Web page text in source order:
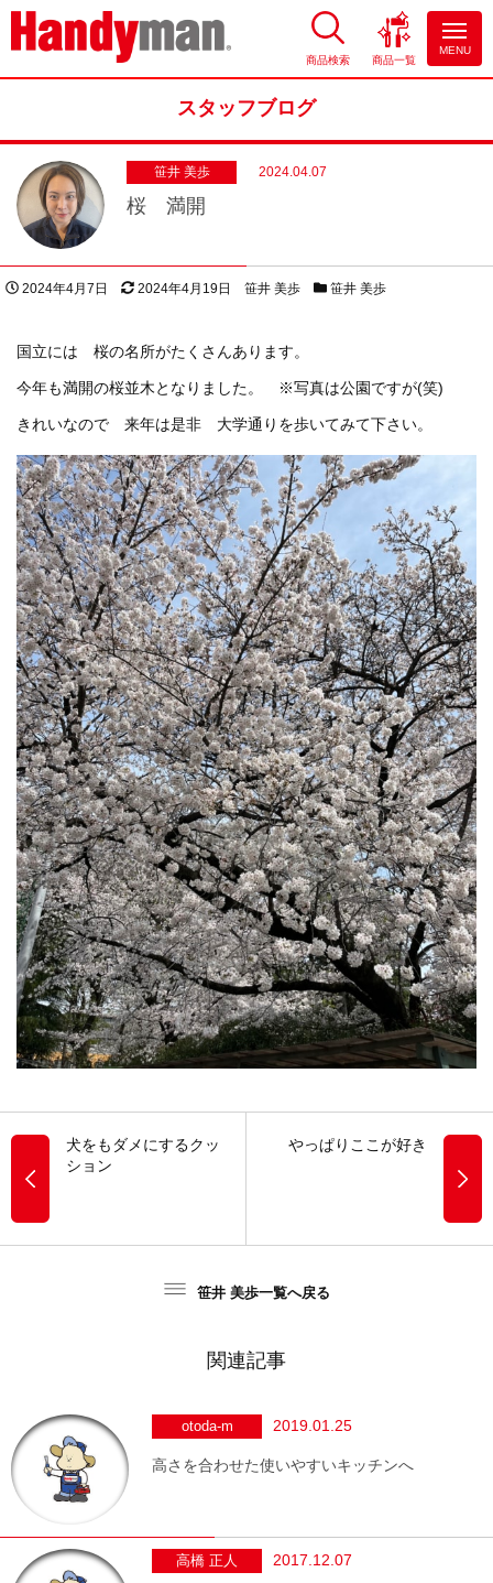
お風呂やキッチンのリフォーム
商品検索 商品一覧
MENU
スタッフブログ
笹井 美歩 2024.04.07
桜 満開
投稿日
2024年4月7日 更新日
2024年4月19日 著者
笹井 美歩 スタッフブログカテゴリー
笹井 美歩
国立には 桜の名所がたくさんあります。
今年も満開の桜並木となりました。 ※写真は公園ですが(笑)
きれいなので 来年は是非 大学通りを歩いてみて下さい。
犬をもダメにするクッ
ション
やっぱりここが好き
笹井 美歩一覧へ戻る
関連記事
otoda-m 2019.01.25
高さを合わせた使いやすいキッチンへ
高橋 正人 2017.12.07